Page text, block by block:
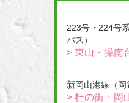
223号・224号
バス）
> 東山・操南
新岡山港線（岡
> 杜の街・